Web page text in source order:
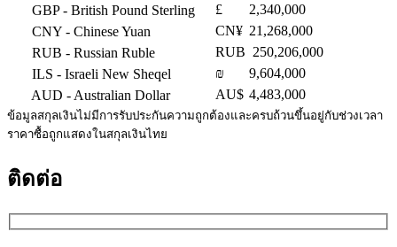
GBP- British Pound Sterling £
2,340,000
CNY - Chinese Yuan CN¥ 21,268,000
RUB - Russian Ruble RUB 250,206,000
ILS - Israeli New Sheqel ₪
9,604,000
AUD - Australian Dollar AU$ 4,483,000
ข้อมูลสกุลเงินไม่มีการรับประกันความถูกต้องและครบถ้วนขึ้นอยู่กับช่วงเวลา
ราคาซื้อถูกแสดงในสกุลเงินไทย
ติดต่อ